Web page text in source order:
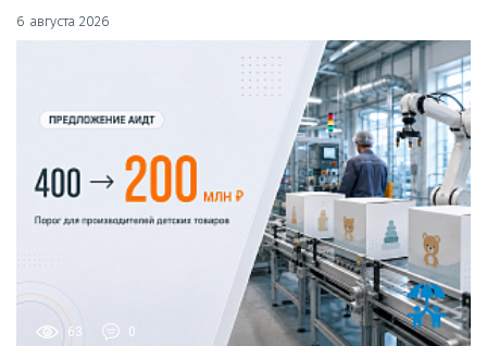
6 августа 2026
63 0